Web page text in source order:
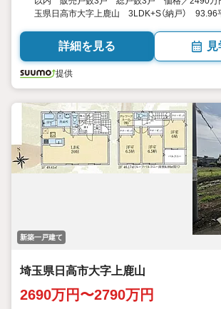
玉県日高市大字上鹿山 3LDK+S（納戸） 93.96
詳細を見る
提供
新築一戸建て
埼玉県日高市大字上鹿山
2690万円〜2790万円